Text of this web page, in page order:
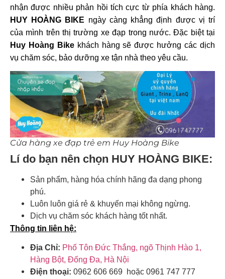
nhận được nhiều phản hồi tích cực từ phía khách hàng.
HUY HOÀNG BIKE ngày càng khẳng định được vị trí
của mình trên thị trường xe đạp trong nước. Đặc biệt tại
Huy Hoàng Bikekhách hàng sẽ được hưởng các dịch
vụ chăm sóc, bảo dưỡng xe tận nhà theo yêu cầu.
Cửa hàng xe đạp trẻ em Huy Hoàng Bike
Lí do bạn nên chọn HUY HOÀNG BIKE:
Sản phẩm, hàng hóa chính hãng đa dạng phong
phú.
Luôn luôn giá rẻ & khuyến mại không ngừng.
Dịch vụ chăm sóc khách hàng tốt nhất.
Thông tin liên hệ:
Địa Chỉ: Phố Tôn Đức Thắng, ngõ Thịnh Hào 1,
Hàng Bột, Đống Đa, Hà Nội
Điện thoại: 0962 606 669 hoặc 0961 747 777